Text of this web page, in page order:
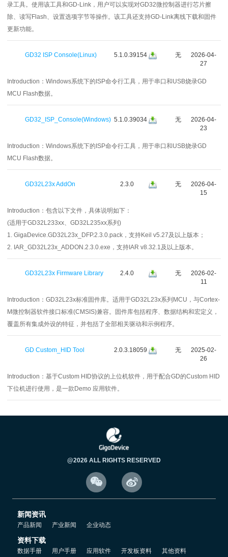
录工具。使用该工具和GD-Link，用户可以实现对GD32微控制器进行芯片擦
除、读写Flash、设置选项字节等操作。该工具还支持GD-Link离线下载和固件
更新功能。
GD32 ISP Console(Linux) 5.1.0.39154 无
2026-04-
27
Introduction： Windows系统下的ISP命令行工具，用于串口和USB烧录GD
MCU Flash数据。
GD32_ISP_Console(Windows) 5.1.0.39034 无
2026-04-
23
Introduction： Windows系统下的ISP命令行工具，用于串口和USB烧录GD
MCU Flash数据。
GD32L23x AddOn 2.3.0 无
2026-04-
15
Introduction： 包含以下文件，具体说明如下：
(适用于GD32L233xx、GD32L235xx系列)
1. GigaDevice.GD32L23x_DFP.2.3.0.pack，支持Keil v5.27及以上版本；
2. IAR_GD32L23x_ADDON.2.3.0.exe，支持IAR v8.32.1及以上版本。
GD32L23x Firmware Library 2.4.0 无
2026-02-
11
Introduction： GD32L23x标准固件库。适用于GD32L23x系列MCU，与Cortex-
M微控制器软件接口标准(CMSIS)兼容。固件库包括程序、数据结构和宏定义，
覆盖所有集成外设的特征，并包括了全部相关驱动和示例程序。
GD Custom_HID Tool 2.0.3.18059 无
2025-02-
26
Introduction： 基于Custom HID协议的上位机软件，用于配合GD的Custom HID
下位机进行使用，是一款Demo 应用软件。
@2026 ALL RIGHTS RESERVED
 
新闻资讯
产品新闻 产业新闻 企业动态
资料下载
数据手册 用户手册 应用软件 开发板资料 其他资料